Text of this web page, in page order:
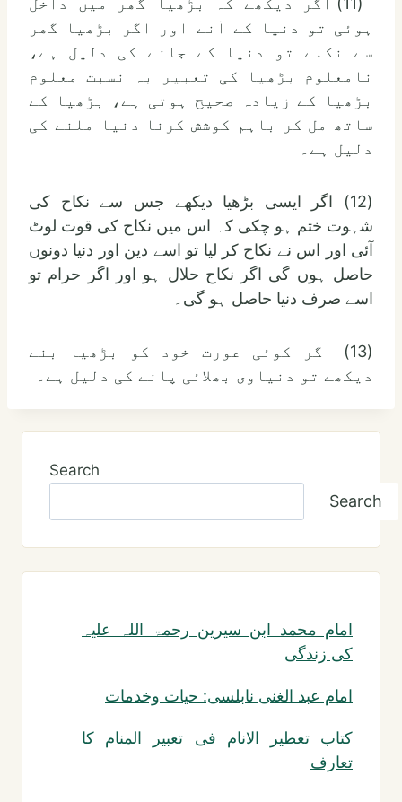
ہوئی تو دنیا کے آنے اور اگر بڑھیا گھر
سے نکلے تو دنیا کے جانے کی دلیل ہے،
نامعلوم بڑھیا کی تعبیر بہ نسبت معلوم
بڑھیا کے زیادہ صحیح ہوتی ہے، بڑھیا کے
ساتھ مل کر باہم کوشش کرنا دنیا ملنے کی
دلیل ہے۔
(12) اگر ایسی بڑھیا دیکھے جس سے نکاح کی
شہوت ختم ہو چکی کہ اس میں نکاح کی قوت لوٹ
آئی اور اس نے نکاح کر لیا تو اسے دین اور دنیا دونوں
حاصل ہوں گی اگر نکاح حلال ہو اور اگر حرام تو
اسے صرف دنیا حاصل ہو گی۔
(13) اگر کوئی عورت خود کو بڑھیا بنے
دیکھے تو دنیاوی بھلائی پانے کی دلیل ہے۔
Search
Search
امام محمد ابن سیرین رحمۃ اللہ علیہ
کی زندگی
امام عبد الغنی نابلسی: حیات وخدمات
کتاب تعطیر الانام فی تعبیر المنام کا
تعارف